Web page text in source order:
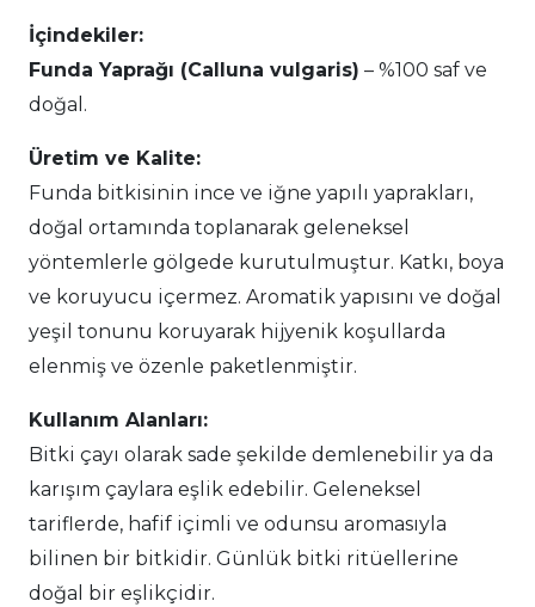
İçindekiler:
Funda Yaprağı (Calluna vulgaris) – %100 saf ve
doğal.
Üretim ve Kalite:
Funda bitkisinin ince ve iğne yapılı yaprakları,
doğal ortamında toplanarak geleneksel
yöntemlerle gölgede kurutulmuştur. Katkı, boya
ve koruyucu içermez. Aromatik yapısını ve doğal
yeşil tonunu koruyarak hijyenik koşullarda
elenmiş ve özenle paketlenmiştir.
Kullanım Alanları:
Bitki çayı olarak sade şekilde demlenebilir ya da
karışım çaylara eşlik edebilir. Geleneksel
tariflerde, hafif içimli ve odunsu aromasıyla
bilinen bir bitkidir. Günlük bitki ritüellerine
doğal bir eşlikçidir.